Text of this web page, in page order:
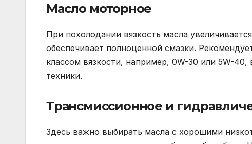
Масло моторное
При похолодании вязкость масла
обеспечивает полноценной смазки.
классом вязкости, например, 0W-30 или 5W-
техники.
Трансмиссионное и
Здесь важно выбирать масла с хорошими